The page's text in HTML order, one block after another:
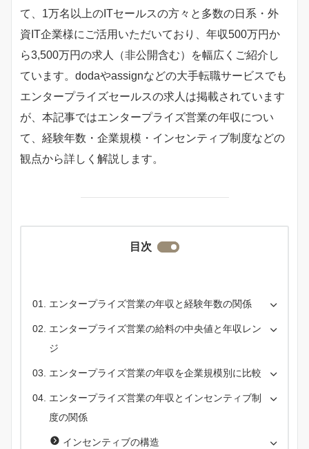
て、1万名以上のITセールスの方々と多数の日系・外
資IT企業様にご活用いただいており、年収500万円か
ら3,500万円の求人（非公開含む）を幅広くご紹介し
ています。dodaやassignなどの大手転職サービスでも
エンタープライズセールスの求人は掲載されています
が、本記事ではエンタープライズ営業の年収につい
て、経験年数・企業規模・インセンティブ制度などの
観点から詳しく解説します。
目次
エンタープライズ営業の年収と経験年数の関係
エンタープライズ営業の給料の中央値と年収レン
ジ
エンタープライズ営業の年収を企業規模別に比較
エンタープライズ営業の年収とインセンティブ制
度の関係
インセンティブの構造